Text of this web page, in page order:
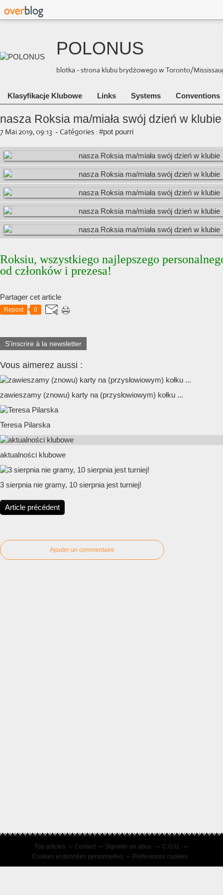
POLONUS
blotka - strona klubu brydżowego w Toronto/
Klasyfikacje Klubowe Links Systems Conventions
nasza Roksia ma/miała swój dzień w klubie
7 Mai 2019, 09:13 - Catégories : #pot pourri
Roksiu, wszystkiego najlepszego
od członków i prezesa!
Partager cet article
Repost 0
S'inscrire à la newsletter
Vous aimerez aussi :
zawieszamy (znowu) karty na (przysłowiowym) kołku ...
Teresa Pilarska
aktualności klubowe
3 sierpnia nie gramy, 10 sierpnia jest turniej!
Article précédent
Ajouter un commentaire
Top articles Contact Signaler un abus
C.G.U.
Cookies et données personnelles
Préférences cookies